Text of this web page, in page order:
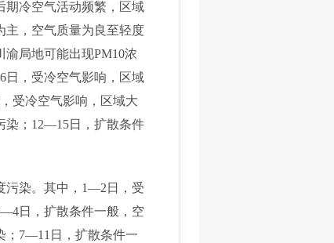
期冷空气活动频繁，区域
主，空气质量为良至轻度
局地可能出现PM10浓
日，受冷空气影响，区域
受冷空气影响，区域大
染；12—15日，扩散条件
污染。其中，1—2日，受
日，扩散条件一般，空
；7—11日，扩散条件一